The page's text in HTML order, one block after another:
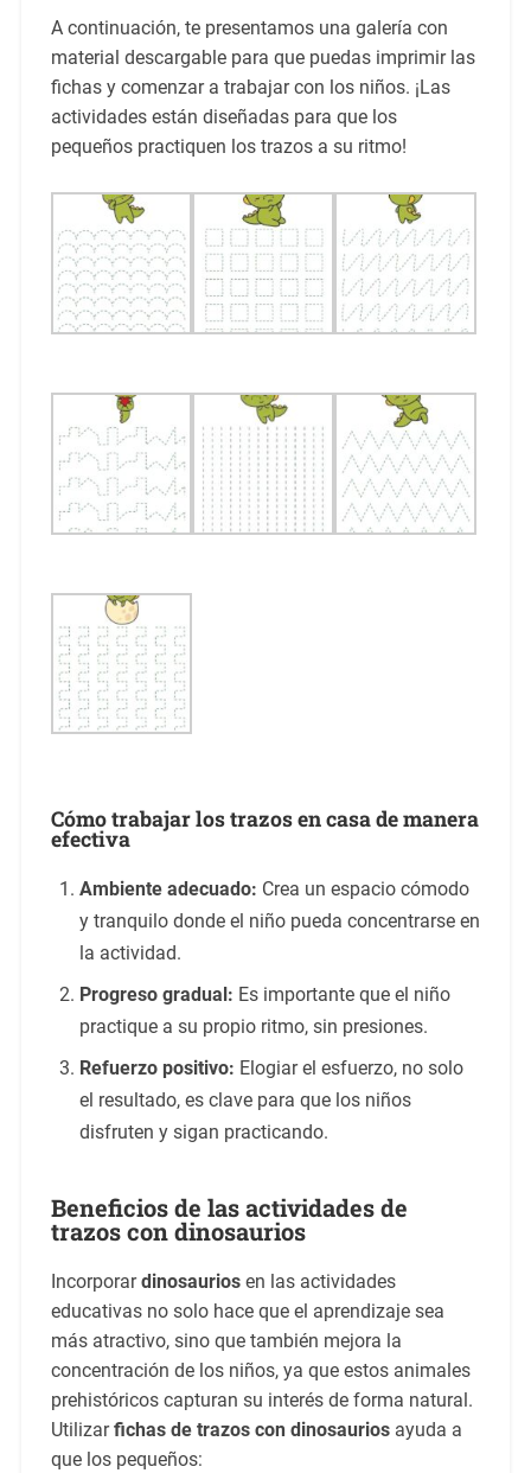
A continuación, te presentamos una galería con
material descargable para que puedas imprimir las
fichas y comenzar a trabajar con los niños. ¡Las
actividades están diseñadas para que los
pequeños practiquen los trazos a su ritmo!
Cómo trabajar los trazos en casa de manera
efectiva
Ambiente adecuado: Crea un espacio cómodo
y tranquilo donde el niño pueda concentrarse en
la actividad.
Progreso gradual: Es importante que el niño
practique a su propio ritmo, sin presiones.
Refuerzo positivo: Elogiar el esfuerzo, no solo
el resultado, es clave para que los niños
disfruten y sigan practicando.
Beneficios de las actividades de
trazos con dinosaurios
Incorporardinosauriosen las actividades
educativas no solo hace que el aprendizaje sea
más atractivo, sino que también mejora la
concentración de los niños, ya que estos animales
prehistóricos capturan su interés de forma natural.
Utilizarfichas de trazos con dinosauriosayuda a
que los pequeños: